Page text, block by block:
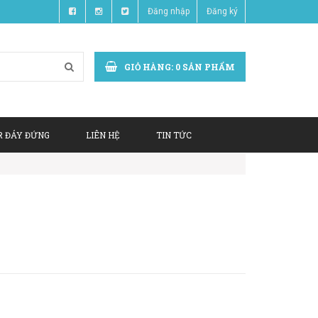
Đăng nhập Đăng ký
GIỎ HÀNG: 0 SẢN PHẨM
ĐÁY ĐỨNG LIÊN HỆ TIN TỨC